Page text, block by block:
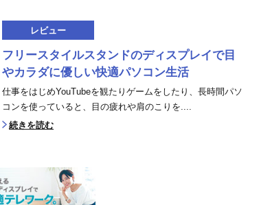
レビュー
フリースタイルスタンドのディスプレイで目
やカラダに優しい快適パソコン生活
仕事をはじめYouTubeを観たりゲームをしたり、長時間パソ
コンを使っていると、目の疲れや肩のこりを....
続きを読む